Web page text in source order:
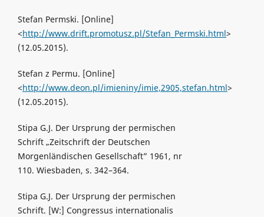
Stefan Permski. [Online]
<http://www.drift.promotusz.pl/Stefan_Permski.html>
(12.05.2015).
Stefan z Permu. [Online]
<http://www.deon.pl/imieniny/imie,2905,stefan.html>
(12.05.2015).
Stipa G.J. Der Ursprung der permischen
Schrift „Zeitschrift der Deutschen
Morgenländischen Gesellschaft” 1961, nr
110. Wiesbaden, s. 342–364.
Stipa G.J. Der Ursprung der permischen
Schrift. [W:] Congressus internationalis